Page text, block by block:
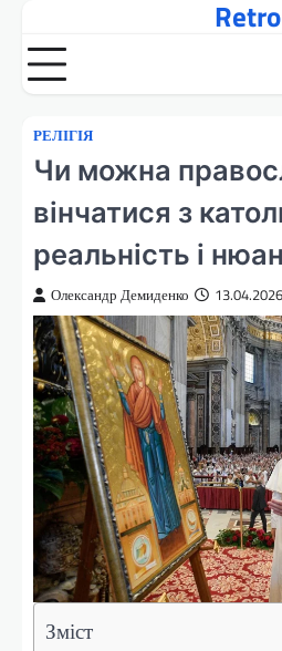
вмісту
Retro
РЕЛІГІЯ
Чи можна
вінчатися з
реальність і
Олександр Демиденко 13.04.2026
Зміст